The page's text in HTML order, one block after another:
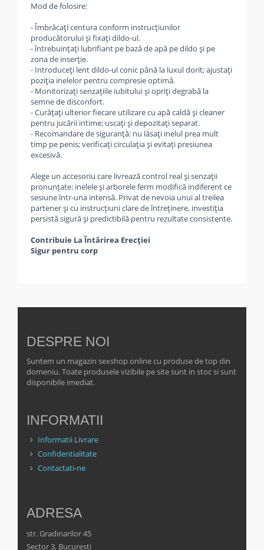
Mod de folosire:
- Îmbrăcați centura conform instrucțiunilor
producătorului și fixați dildo-ul.
- întrebuințați lubrifiant pe bază de apă pe dildo și pe
zona de inserție.
- Introduceți lent dildo-ul conic până la luxul dorit; ajustați
poziția inelelor pentru compresie optimă.
- Monitorizați senzațiile iubitului și opriți degrabă la
semne de disconfort.
- Curățați ulterior fiecare utilizare cu apă caldă și cleaner
pentru jucării intime; uscați și depozitați separat.
- Recomandare de siguranță: nu lăsați inelul prea mult
timp pe penis; verificați circulația și evitați presiunea
excesivă.
Alege un accesoriu care livrează control real și senzații
pronunțate: inelele și arborele ferm modifică indiferent ce
sesiune într-una intensă. Privat de nevoia unui al treilea
partener și cu instrucțiuni clare de întreținere, investiția
persistă sigură și predictibilă pentru rezultate consistente.
Contribuie La Întărirea Erecției
Sigur pentru corp
DESPRE NOI
Suntem un magazin sexshop online cu produse de top din
domeniu. Toate produsele vizibile pe site sunt in stoc si sunt
disponibile imediat.
INFORMATII
Informatii Livrare
Confidentialitate
Contactati-ne
ADRESA
str. Gradinarilor 45
Sector 3, Bucuresti